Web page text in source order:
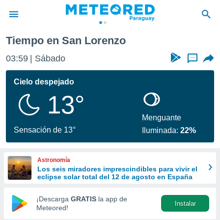
de
ha
calidad.
a este
las
y
forma
digital
basada
Tiempo en San Lorenzo
03:59 Sábado ...
Cielo despejado
13°
Sensación de 13°
Menguante
Iluminada:22%
Astronomía
Los seis miradores imprescindibles para vivir el
eclipse solar total del 12 de agosto en España
¡Descarga GRATIS la app de
Meteored!
Instalar